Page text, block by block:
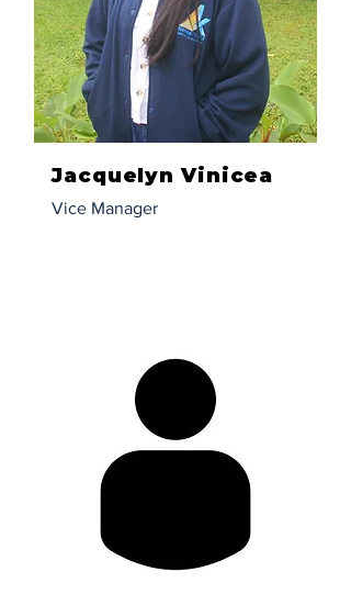
Jacquelyn Vinicea
Vice Manager